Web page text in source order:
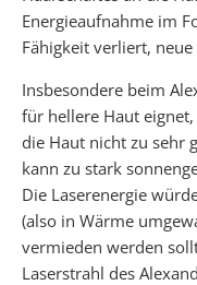
Energieaufnahme im
Fähigkeit verliert,
Insbesondere beim
für hellere Haut
die Haut nicht zu sehr
kann zu stark
Die Laserenergie
(also in Wärme
vermieden werden
Laserstrahl des